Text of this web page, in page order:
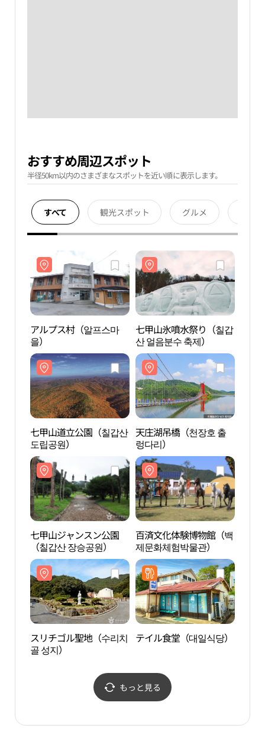
おすすめ周辺スポット
半径50km以内のさまざまなスポットを近い順に表示します。
すべて 観光スポット グルメ
アルプス村（알프스마
을）
七甲山氷噴水祭り（칠갑
산 얼음분수 축제）
七甲山道立公園（칠갑산
도립공원）
天庄湖吊橋（천장호 출
렁다리）
七甲山ジャンスン公園
（칠갑산 장승공원）
百済文化体験博物館（백
제문화체험박물관）
スリチゴル聖地（수리치
골 성지）
テイル食堂（대일식당）
もっと見る